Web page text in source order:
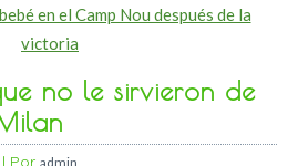
en el Camp Nou después de la
victoria
no le sirvieron de
admin